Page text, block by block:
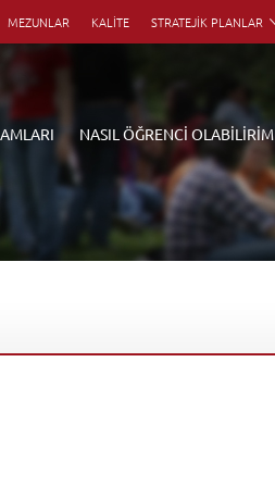
MEZUNLAR KALİTE STRATEJİK PLANLAR
NASIL ÖĞRENCİ OLABİLİRİM